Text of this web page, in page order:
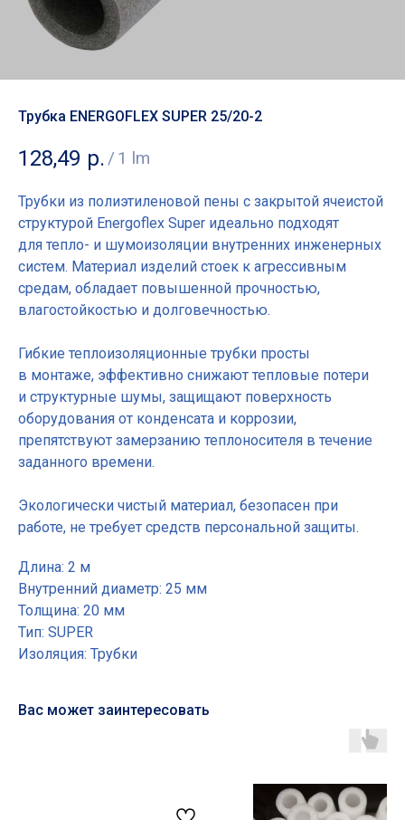
Трубка ENERGOFLEX SUPER 25/20-2
128,49 р. / 1 lm
Трубки из полиэтиленовой пены с закрытой ячеистой
структурой Energoflex Super идеально подходят
для тепло- и шумоизоляции внутренних инженерных
систем. Материал изделий стоек к агрессивным
средам, обладает повышенной прочностью,
влагостойкостью и долговечностью.
Гибкие теплоизоляционные трубки просты
в монтаже, эффективно снижают тепловые потери
и структурные шумы, защищают поверхность
оборудования от конденсата и коррозии,
препятствуют замерзанию теплоносителя в течение
заданного времени.
Экологически чистый материал, безопасен при
работе, не требует средств персональной защиты.
Длина: 2 м
Внутренний диаметр: 25 мм
Толщина: 20 мм
Тип: SUPER
Изоляция: Трубки
Вас может заинтересовать